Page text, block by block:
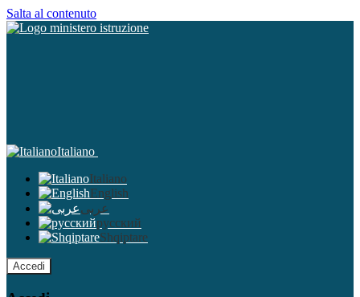
Salta al contenuto
Italiano
Italiano
English
عربى
русский
Shqiptare
Accedi